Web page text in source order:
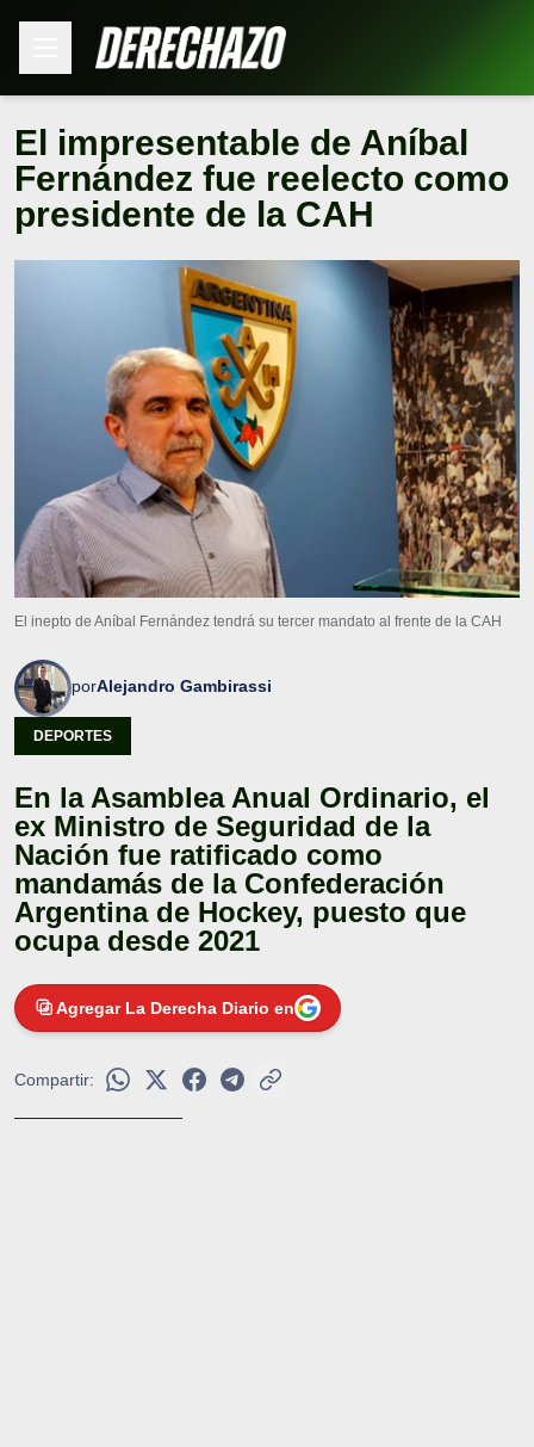
El impresentable de Aníbal
Fernández fue reelecto como
presidente de la CAH
El inepto de Aníbal Fernández tendrá su tercer mandato al frente de la CAH
porAlejandro Gambirassi
DEPORTES
En la Asamblea Anual Ordinario, el
ex Ministro de Seguridad de la
Nación fue ratificado como
mandamás de la Confederación
Argentina de Hockey, puesto que
ocupa desde 2021
Agregar La Derecha Diario en
Compartir: